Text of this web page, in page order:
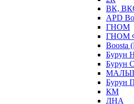
ВК,
APD
ГНОМ
ГНОМ
Boosta
Бурун
Бурун
МАЛЫШ
Бурун
КМ
ДНА